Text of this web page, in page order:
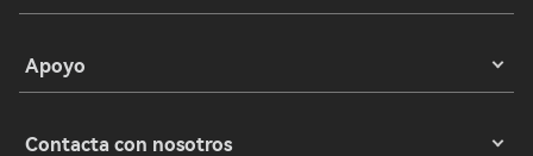
Apoyo
Contacta con nosotros